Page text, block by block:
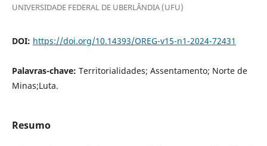
UNIVERSIDADE FEDERAL DE UBERLÂNDIA (UFU)
DOI: https://doi.org/10.14393/OREG-v15-n1-2024-72431
Palavras-chave: Territorialidades; Assentamento; Norte de
Minas;Luta.
Resumo